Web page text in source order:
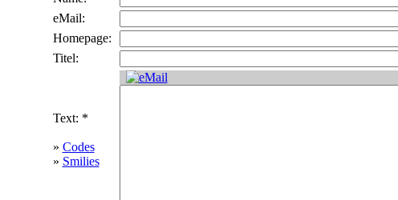
eMail:
Homepage:
Titel:
Text: *
» Codes
» Smilies